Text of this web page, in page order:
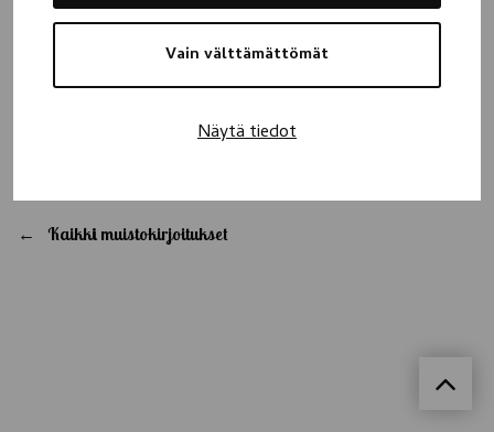
Vain välttämättömät
Näytä tiedot
Olit lempeä ja hymysilmäinen. Toivottavasti olet saanut
Kaikki muistokirjoitukset